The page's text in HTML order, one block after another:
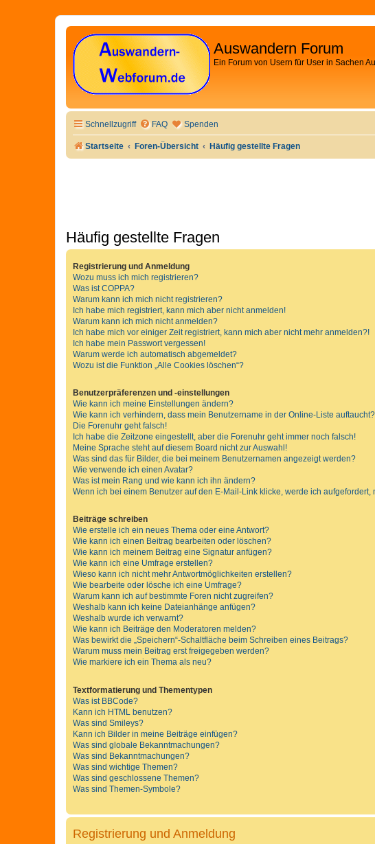
Auswandern Forum
Ein Forum von Usern für User in Sachen
Schnellzugriff FAQ Spenden
Startseite Foren-Übersicht Häufig gestellte Fragen
Häufig gestellte Fragen
Registrierung und Anmeldung
Wozu muss ich mich registrieren?
Was ist COPPA?
Warum kann ich mich nicht registrieren?
Ich habe mich registriert, kann mich aber nicht anmelden!
Warum kann ich mich nicht anmelden?
Ich habe mich vor einiger Zeit registriert, kann mich aber nicht mehr anmelden?!
Ich habe mein Passwort vergessen!
Warum werde ich automatisch abgemeldet?
Wozu ist die Funktion „Alle Cookies löschen“?
Benutzerpräferenzen und -einstellungen
Wie kann ich meine Einstellungen ändern?
Wie kann ich verhindern, dass mein Benutzername in der Online-Liste auftaucht?
Die Forenuhr geht falsch!
Ich habe die Zeitzone eingestellt, aber die Forenuhr geht immer noch falsch!
Meine Sprache steht auf diesem Board nicht zur Auswahl!
Was sind das für Bilder, die bei meinem Benutzernamen angezeigt werden?
Wie verwende ich einen Avatar?
Was ist mein Rang und wie kann ich ihn ändern?
Wenn ich bei einem Benutzer auf den E-Mail-Link klicke, werde ich aufgefordert,
Beiträge schreiben
Wie erstelle ich ein neues Thema oder eine Antwort?
Wie kann ich einen Beitrag bearbeiten oder löschen?
Wie kann ich meinem Beitrag eine Signatur anfügen?
Wie kann ich eine Umfrage erstellen?
Wieso kann ich nicht mehr Antwortmöglichkeiten erstellen?
Wie bearbeite oder lösche ich eine Umfrage?
Warum kann ich auf bestimmte Foren nicht zugreifen?
Weshalb kann ich keine Dateianhänge anfügen?
Weshalb wurde ich verwarnt?
Wie kann ich Beiträge den Moderatoren melden?
Was bewirkt die „Speichern“-Schaltfläche beim Schreiben eines Beitrags?
Warum muss mein Beitrag erst freigegeben werden?
Wie markiere ich ein Thema als neu?
Textformatierung und Thementypen
Was ist BBCode?
Kann ich HTML benutzen?
Was sind Smileys?
Kann ich Bilder in meine Beiträge einfügen?
Was sind globale Bekanntmachungen?
Was sind Bekanntmachungen?
Was sind wichtige Themen?
Was sind geschlossene Themen?
Was sind Themen-Symbole?
Registrierung und Anmeldung